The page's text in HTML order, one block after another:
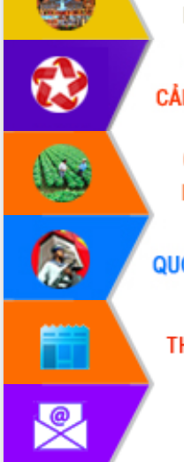
Chuyển đổi số 'mở đường' cho nông
nghiệp Đắk Lắk tăng trưởng bứt phá
Triển khai đồng bộ đo đạc, lập hồ sơ
địa chính, hoàn thiện cơ sở dữ liệu đất
Ứng dụng sinh trắc học - Bước tiến
trong hành trình chuyển đổi số tại Đắk
Đắk Lắk nâng cao hiệu quả công tác
Đảng từ Sổ tay đảng viên điện tử
Đắk Lắk đẩy mạnh nuôi biển công
nghệ, hướng tới phát triển thủy sản
bền vững
Tập huấn nâng cao năng lực triển khai
chuyển đổi số cho cán bộ, công chức
cấp xã
Đắk Lắk phát động hưởng ứng Ngày
Quyền của người tiêu dùng Việt Nam
Đẩy mạnh cải cách hành chính, quyết
tâm đạt được mục tiêu tăng trưởng
hai con số trong năm 2026
Tổ chức trang trọng Lễ hội Đền thờ
Lương Văn Chánh năm 2026